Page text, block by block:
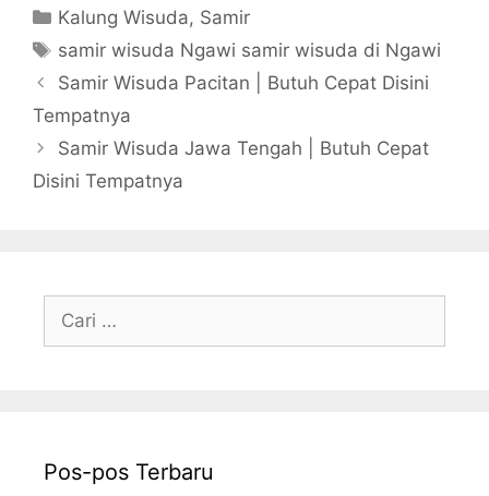
Kategori
Kalung Wisuda, Samir
Tag
samir wisuda Ngawi samir wisuda di Ngawi
Samir Wisuda Pacitan | Butuh Cepat Disini
Tempatnya
Samir Wisuda Jawa Tengah | Butuh Cepat
Disini Tempatnya
untuk:
Pos-pos Terbaru